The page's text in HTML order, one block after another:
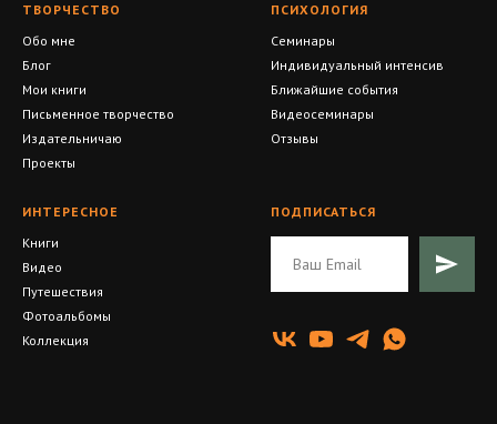
ТВОРЧЕСТВО
Обо мне
Блог
Мои книги
Письменное творчество
Издательничаю
Проекты
ПСИХОЛОГИЯ
Семинары
Индивидуальный интенсив
Ближайшие события
Видеосеминары
Отзывы
ИНТЕРЕСНОЕ
Книги
Видео
Путешествия
Фотоальбомы
Коллекция
ПОДПИСАТЬСЯ